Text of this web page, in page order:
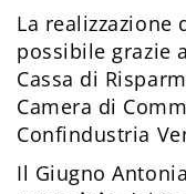
La realizzazione
possibile grazie
Cassa di
Camera di
Confindustria
Il Giugno